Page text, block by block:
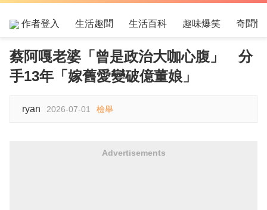
作者登入 生活趣聞 生活百科 趣味爆笑 奇聞怪
蔡阿嘎老婆「曾是政治大咖心腹」 分
手13年「嫁舊愛變破億董娘」
ryan 2026-07-01 檢舉
Advertisements